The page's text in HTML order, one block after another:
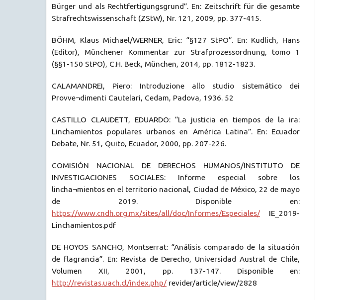
Bürger und als Rechtfertigungsgrund”. En: Zeitschrift für die gesamte
Strafrechtswissenschaft (ZStW), Nr. 121, 2009, pp. 377-415.
BÖHM, Klaus Michael/WERNER, Eric: “§127 StPO”. En: Kudlich, Hans
(Editor), Münchener Kommentar zur Strafprozessordnung, tomo 1
(§§1-150 StPO), C.H. Beck, München, 2014, pp. 1812-1823.
CALAMANDREI, Piero: Introduzione allo studio sistemático dei
Provve¬dimenti Cautelari, Cedam, Padova, 1936. 52
CASTILLO CLAUDETT, EDUARDO: “La justicia en tiempos de la ira:
Linchamientos populares urbanos en América Latina”. En: Ecuador
Debate, Nr. 51, Quito, Ecuador, 2000, pp. 207-226.
COMISIÓN NACIONAL DE DERECHOS HUMANOS/INSTITUTO DE
INVESTIGACIONES SOCIALES: Informe especial sobre los
lincha¬mientos en el territorio nacional, Ciudad de México, 22 de mayo
de 2019. Disponible en:
https://www.cndh.org.mx/sites/all/doc/Informes/Especiales/ IE_2019-
Linchamientos.pdf
DE HOYOS SANCHO, Montserrat: “Análisis comparado de la situación
de flagrancia”. En: Revista de Derecho, Universidad Austral de Chile,
Volumen XII, 2001, pp. 137-147. Disponible en:
http://revistas.uach.cl/index.php/ revider/article/view/2828